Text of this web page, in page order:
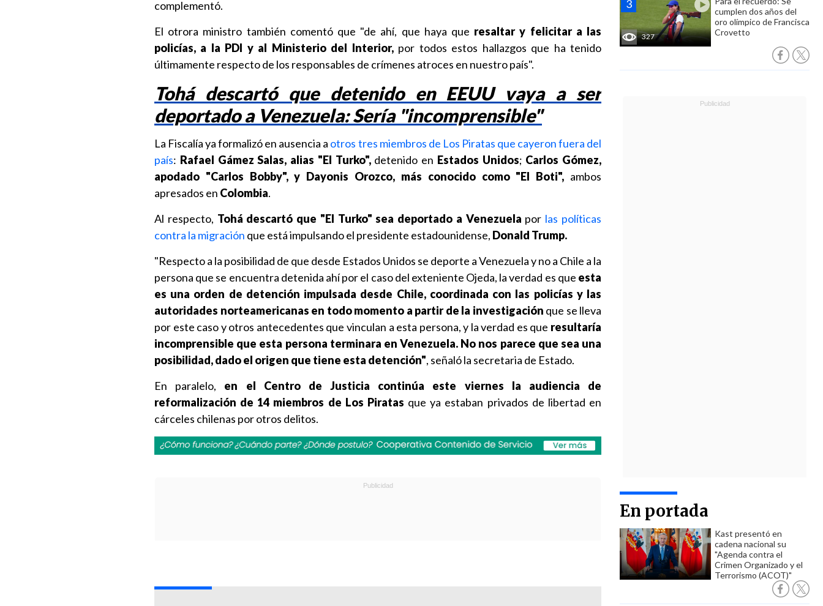
327
cumplen dos años del
oro olímpico de Francisca
Crovetto
En portada
Kast presentó en
cadena nacional su
"Agenda contra el
Crimen Organizado y el
Terrorismo (ACOT)"
complementó.
El otrora ministro también comentó que "de ahí, que haya que resaltar y felicitar a las
policías, a la PDI y al Ministerio del Interior,por todos estos hallazgos que ha tenido
últimamente respecto de los responsables de crímenes atroces en nuestro país".
Tohá descartó que detenido en EEUU vaya a ser
deportado a Venezuela: Sería "incomprensible"
La Fiscalía ya formalizó en ausencia a otros tres miembros de Los Piratas que cayeron fuera del
país: Rafael Gámez Salas, alias "El Turko",detenido en Estados Unidos; Carlos Gómez,
apodado "Carlos Bobby", y Dayonis Orozco, más conocido como "El Boti", ambos
apresados en Colombia.
Al respecto, Tohá descartó que "El Turko" sea deportado a Venezuela por las políticas
contra la migración que está impulsando el presidente estadounidense, Donald Trump.
"Respecto a la posibilidad de que desde Estados Unidos se deporte a Venezuela y no a Chile a la
persona que se encuentra detenida ahí por el caso del exteniente Ojeda, la verdad es que esta
es una orden de detención impulsada desde Chile, coordinada con las policías y las
autoridades norteamericanas en todo momento a partir de la investigación que se lleva
por este caso y otros antecedentes que vinculan a esta persona, y la verdad es que resultaría
incomprensible que esta persona terminara en Venezuela. No nos parece que sea una
posibilidad, dado el origen que tiene esta detención", señaló la secretaria de Estado.
En paralelo, en el Centro de Justicia continúa este viernes la audiencia de
reformalización de 14 miembros de Los Piratas que ya estaban privados de libertad en
cárceles chilenas por otros delitos.